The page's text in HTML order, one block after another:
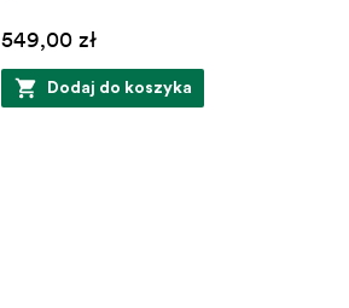
549,00 zł
Dodaj do koszyka